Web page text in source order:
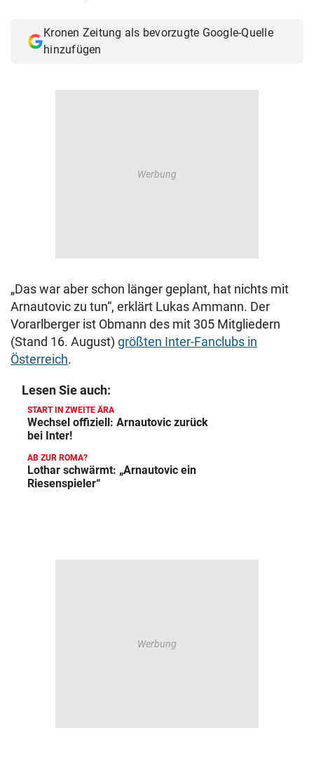
Kronen Zeitung als bevorzugte Google-Quelle
hinzufügen
„Das war aber schon länger geplant, hat nichts mit
Arnautovic zu tun“, erklärt Lukas Ammann. Der
Vorarlberger ist Obmann des mit 305 Mitgliedern
(Stand 16. August) größten Inter-Fanclubs in
Österreich.
Lesen Sie auch:
START IN ZWEITE ÄRA
Wechsel offiziell: Arnautovic zurück
bei Inter!
AB ZUR ROMA?
Lothar schwärmt: „Arnautovic ein
Riesenspieler“